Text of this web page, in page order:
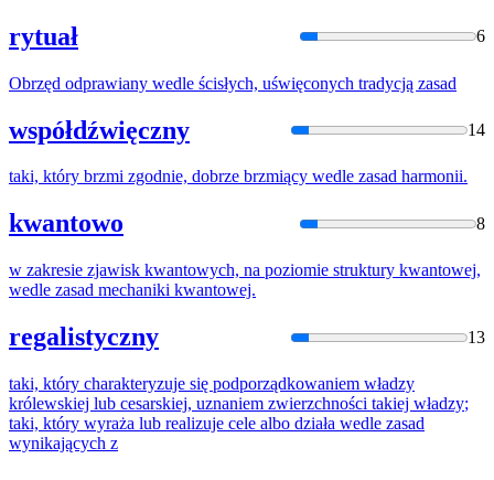
rytuał 6
Obrzęd odprawiany wedle ścisłych, uświęconych tradycją zasad
współdźwięczny 14
taki, który brzmi zgodnie, dobrze brzmiący wedle zasad harmonii.
kwantowo 8
w zakresie zjawisk kwantowych, na poziomie struktury kwantowej,
wedle zasad mechaniki kwantowej.
regalistyczny 13
taki, który charakteryzuje się podporządkowaniem władzy
królewskiej lub cesarskiej, uznaniem zwierzchności takiej władzy;
taki, który wyraża lub realizuje cele albo działa wedle zasad
wynikających z